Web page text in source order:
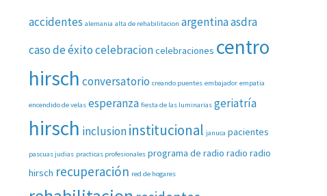
accidentes alemania alta de rehabilitacion argentinaasdra
caso de éxitocelebracioncelebraciones centro
hirsch conversatorio creando puentes embajador empatia
encendido de velas esperanza fiesta de las luminarias geriatría
hirsch inclusioninstitucional januca pacientes
pascuas judias practicas profesionales programa de radio radio radio
hirsch recuperación red de hogares